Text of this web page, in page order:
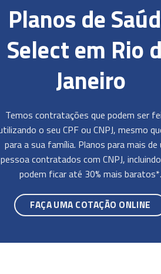
Planos de
Select em Rio
Janeiro
Temos contratações que podem ser
o seu CPF ou CNPJ, mesmo
para a sua família. Planos para mais de
pessoa contratados com CNPJ,
podem ficar até 30% mais baratos*.
FAÇA UMA COTAÇÃO ONLINE